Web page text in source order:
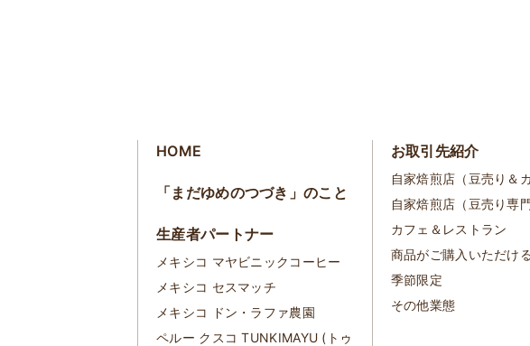
HOME
「まだゆめのつづき」のこと
生産者パートナー
メキシコ マヤビニックコーヒー
メキシコ セスマッチ
メキシコ ドン・ラファ農園
ペルー クスコ TUNKIMAYU (トゥ
お取引先紹介
自家焙煎店（豆売り＆
自家焙煎店（豆売り専門
カフェ＆レストラン
商品がご購入いただけ
季節限定
その他業態